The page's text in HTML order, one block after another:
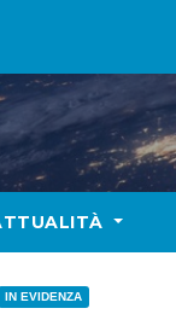
IN EVIDENZA